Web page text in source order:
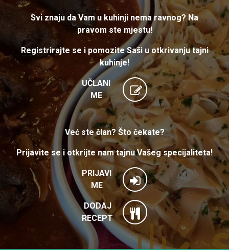
Svi znaju da Vam u kuhinji nema ravnog? Na
pravom ste mjestu!
Registrirajte se i pomozite Saši u otkrivanju tajni
kuhinje!
UČLANI
ME
Već ste član? Što čekate?
Prijavite se i otkrijte nam tajnu Vašeg specijaliteta!
PRIJAVI
ME
DODAJ
RECEPT